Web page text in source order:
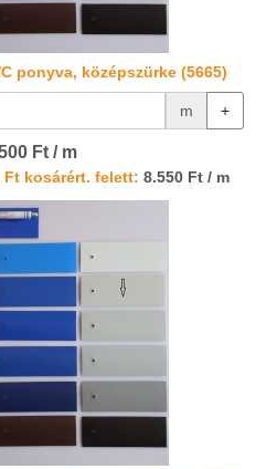
ponyva, középszürke (5665)
m +
Ft / m
Ft kosárért. felett: 8.550 Ft / m